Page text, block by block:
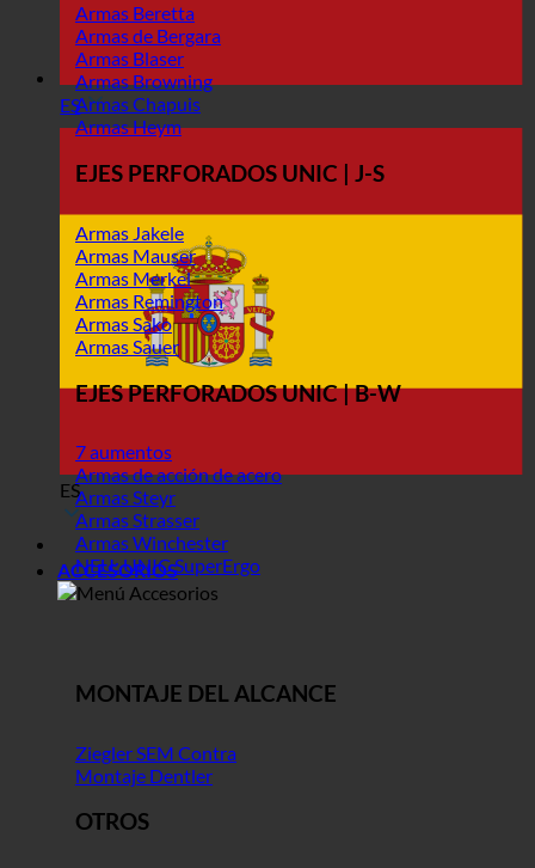
ES
ES
Armas Beretta
Armas de Bergara
Armas Blaser
Armas Browning
Armas Chapuis
Armas Heym
EJES PERFORADOS UNIC | J-S
Armas Jakele
Armas Mauser
Armas Merkel
Armas Remington
Armas Sako
Armas Sauer
EJES PERFORADOS UNIC | B-W
7 aumentos
Armas de acción de acero
Armas Steyr
Armas Strasser
Armas Winchester
NEU: UNIC SuperErgo
ACCESORIOS
MONTAJE DEL ALCANCE
Ziegler SEM Contra
Montaje Dentler
OTROS